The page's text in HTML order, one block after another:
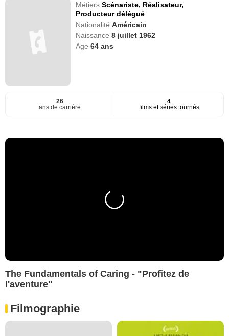
MétiersScénariste, Réalisateur,
Producteur délégué
NationalitéAméricain
Naissance8 juillet 1962
Age64 ans
26
ans de carrière
4
films et séries tournés
The Fundamentals of Caring - "Profitez de
l'aventure"
Filmographie